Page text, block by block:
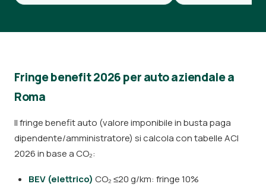
Fringe benefit 2026 per auto aziendale a
Roma
Il fringe benefit auto (valore imponibile in busta paga
dipendente/amministratore) si calcola con tabelle ACI
2026 in base a CO₂:
BEV (elettrico) CO₂ ≤20 g/km: fringe 10%